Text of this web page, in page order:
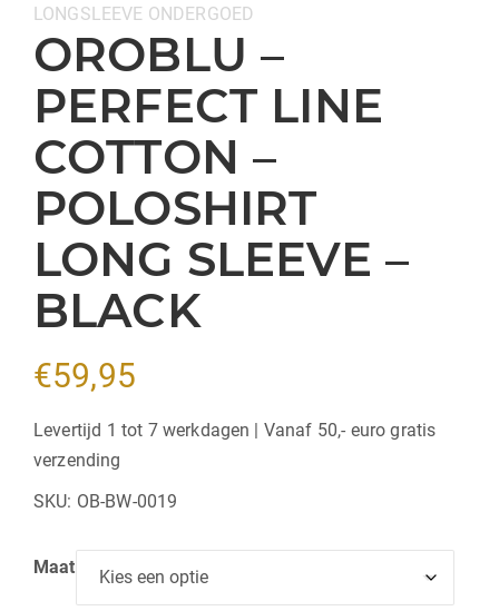
Categorieën:
LONGSLEEVE ONDERGOED
OROBLU –
PERFECT LINE
COTTON –
POLOSHIRT
LONG SLEEVE –
BLACK
€59,95
Levertijd 1 tot 7 werkdagen | Vanaf 50,- euro gratis
verzending
SKU: OB-BW-0019
Maat